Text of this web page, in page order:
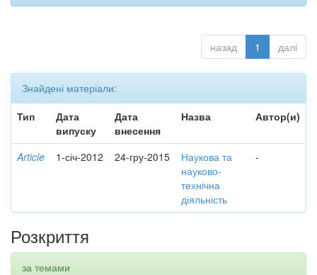
назад 1 далі
Знайдені матеріали:
Тип
Дата
випуску
Дата
внесення
Назва Автор(и)
Article 1-січ-2012 24-гру-2015
Наукова та
науково-
технічна
діяльність
-
Розкриття
за темами